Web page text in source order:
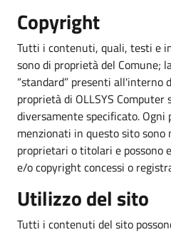
Copyright
Tutti i contenuti, quali, testi e
sono di proprietà del Comune;
“standard” presenti all'interno
proprietà di OLLSYS
diversamente specificato. Ogni
menzionati in questo sito
proprietari o titolari e possono
e/o copyright concessi o
Utilizzo del sito
Tutti i contenuti del sito